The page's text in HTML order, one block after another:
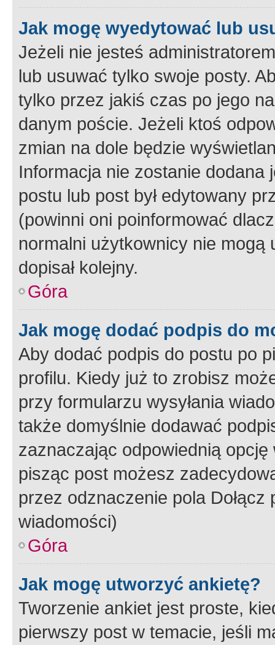
Jak mogę wyedytować lub
Jeżeli nie jesteś
lub usuwać tylko swoje posty.
tylko przez jakiś czas po jego
danym poście. Jeżeli ktoś
zmian na dole będzie
Informacja nie zostanie dodana
postu lub post był edytowany
(powinni oni poinformować
normalni użytkownicy nie
dopisał kolejny.
Góra
Jak mogę dodać podpis do
Aby dodać podpis do postu po
profilu. Kiedy już to zrobisz
przy formularzu wysyłania
także domyślnie dodawać
zaznaczając odpowiednią
pisząc post możesz
przez odznaczenie pola
wiadomości)
Góra
Jak mogę utworzyć ankietę?
Tworzenie ankiet jest proste,
pierwszy post w temacie, jeśli